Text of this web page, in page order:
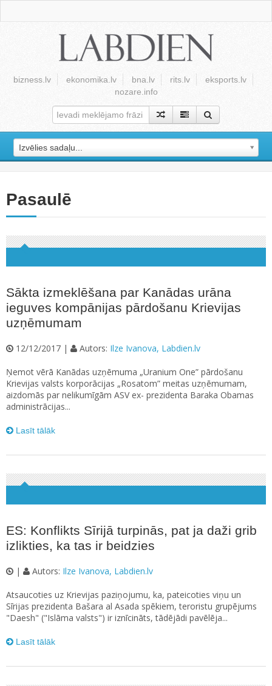
bizness.lv ekonomika.lv bna.lv rits.lv
eksports.lv
nozare.info
Izvēlies sadaļu...
Pasaulē
Sākta izmeklēšana par Kanādas urāna
ieguves kompānijas pārdošanu Krievijas
uzņēmumam
12/12/2017 | Autors: Ilze Ivanova, Labdien.lv
Ņemot vērā Kanādas uzņēmuma „Uranium One” pārdošanu
Krievijas valsts korporācijas „Rosatom” meitas uzņēmumam,
aizdomās par nelikumīgām ASV ex- prezidenta Baraka Obamas
administrācijas...
Lasīt tālāk
ES: Konflikts Sīrijā turpinās, pat ja daži grib
izlikties, ka tas ir beidzies
| Autors: Ilze Ivanova, Labdien.lv
Atsaucoties uz Krievijas paziņojumu, ka, pateicoties viņu un
Sīrijas prezidenta Bašara al Asada spēkiem, teroristu grupējums
"Daesh" ("Islāma valsts") ir iznīcināts, tādējādi pavēlēja...
Lasīt tālāk